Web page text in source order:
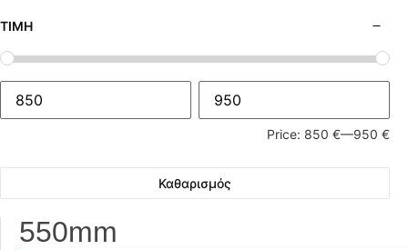
ΤΙΜΉ
Price: 850 €—950 €
Καθαρισμός
550mm